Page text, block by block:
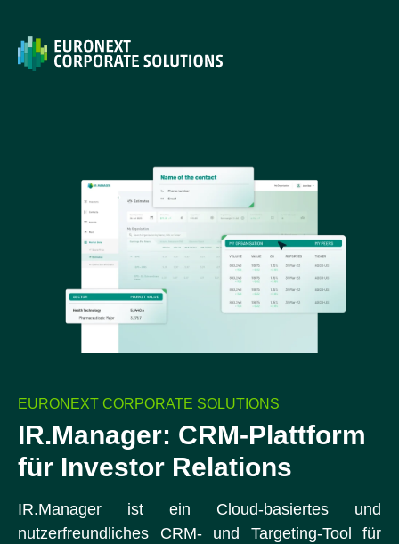
EURONEXT CORPORATE SOLUTIONS
IR.Manager: CRM-Plattform
für Investor Relations
IR.Manager ist ein Cloud-basiertes und
nutzerfreundliches CRM- und Targeting-Tool für